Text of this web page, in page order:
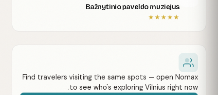
Bažnytinio paveldo muziejus
★
★
★
★
★
Find travelers visiting the same spots — open Nomax
to see who's exploring Vilnius right now.